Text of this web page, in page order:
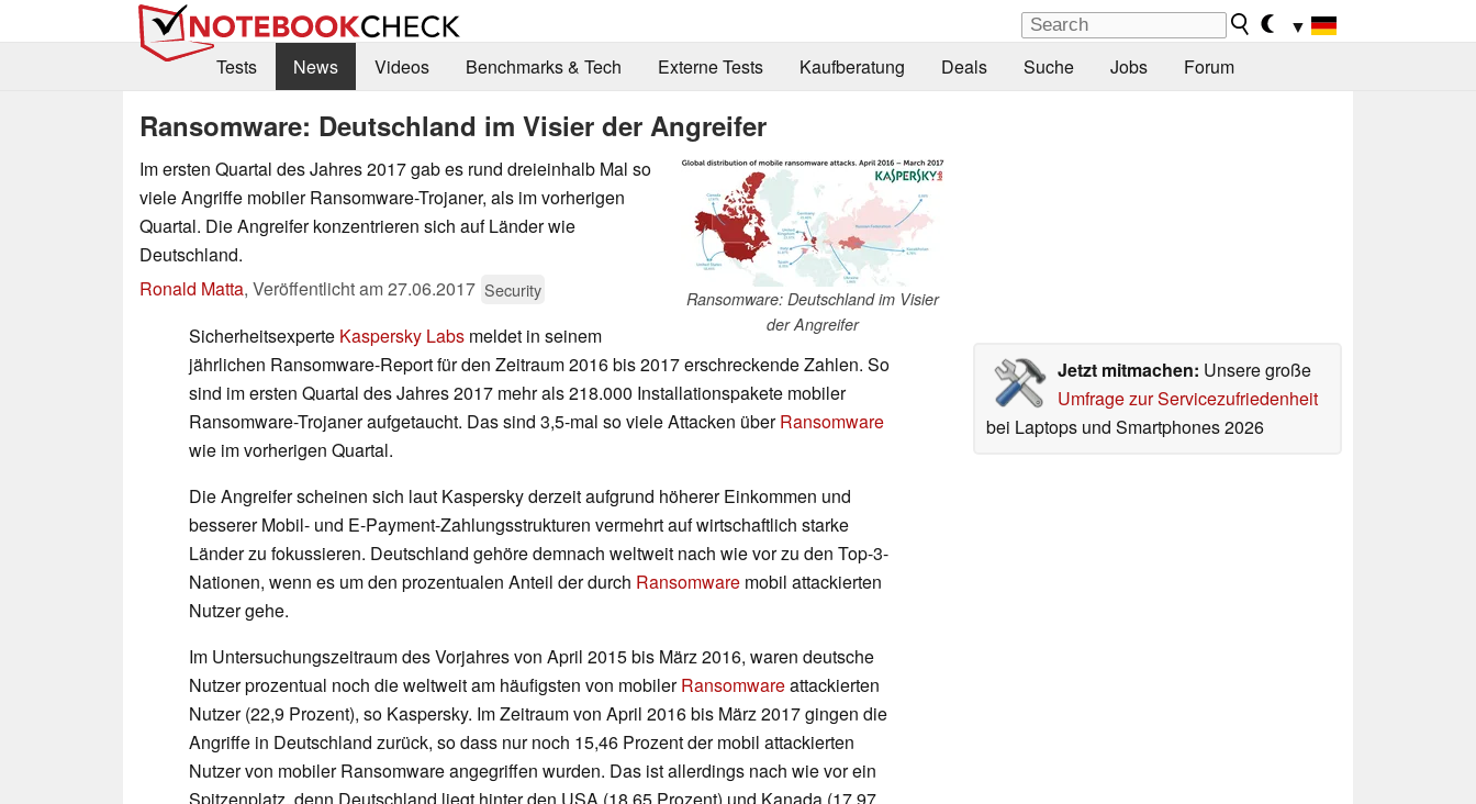
▼
Tests
News Videos Benchmarks & Tech Externe Tests Kaufberatung Deals Suche Jobs Forum
Ransomware: Deutschland im Visier der Angreifer
Ransomware: Deutschland im Visier
der Angreifer
Im ersten Quartal des Jahres 2017 gab es rund dreieinhalb Mal so
viele Angriffe mobiler Ransomware-Trojaner, als im vorherigen
Quartal. Die Angreifer konzentrieren sich auf Länder wie
Deutschland.
Ronald Matta, Veröffentlicht am27.06.2017 Security
Jetzt mitmachen: Unsere große
Umfrage zur Servicezufriedenheit
bei Laptops und Smartphones 2026
Sicherheitsexperte Kaspersky Labs meldet in seinem
jährlichen Ransomware-Report für den Zeitraum 2016 bis 2017 erschreckende Zahlen. So
sind im ersten Quartal des Jahres 2017 mehr als 218.000 Installationspakete mobiler
Ransomware-Trojaner aufgetaucht. Das sind 3,5-mal so viele Attacken überRansomware
wie im vorherigen Quartal.
Die Angreifer scheinen sich laut Kaspersky derzeit aufgrund höherer Einkommen und
besserer Mobil- und E-Payment-Zahlungsstrukturen vermehrt auf wirtschaftlich starke
Länder zu fokussieren. Deutschland gehöre demnach weltweit nach wie vor zu den Top-3-
Nationen, wenn es um den prozentualen Anteil der durch Ransomware mobil attackierten
Nutzer gehe.
Im Untersuchungszeitraum des Vorjahres von April 2015 bis März 2016, waren deutsche
Nutzer prozentual noch die weltweit am häufigsten von mobilerRansomwareattackierten
Nutzer (22,9 Prozent), so Kaspersky. Im Zeitraum von April 2016 bis März 2017 gingen die
Angriffe in Deutschland zurück, so dass nur noch 15,46 Prozent der mobil attackierten
Nutzer von mobiler Ransomware angegriffen wurden. Das ist allerdings nach wie vor ein